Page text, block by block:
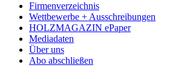
Firmenverzeichnis
Wettbewerbe + Ausschreibungen
HOLZMAGAZIN ePaper
Mediadaten
Über uns
Abo abschließen